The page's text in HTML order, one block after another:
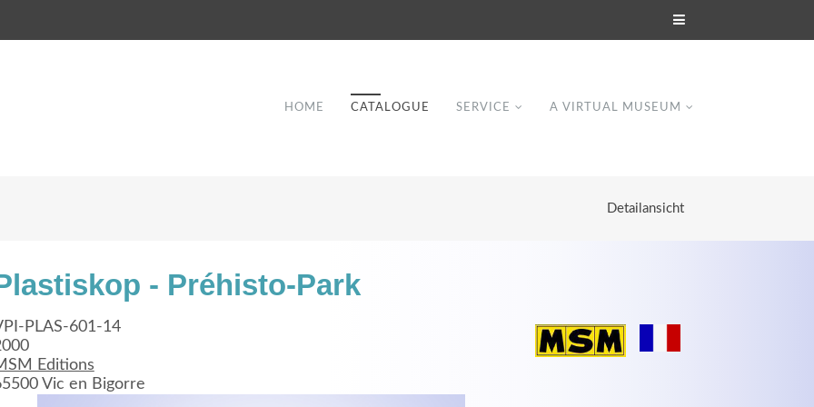
HOME CATALOGUE SERVICE A VIRTUAL MUSEUM
Detailansicht
- Préhisto-Park
PLAS-601-14
Editions
Vic en Bigorre
adipiscing elit. Aenean commodo ligula eget
dolor.
Lorem ipsum dolor sit amet, consectetuer